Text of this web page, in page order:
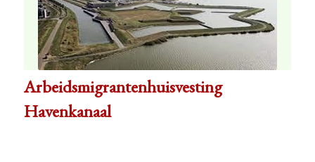
Arbeidsmigrantenhuisvesting
Havenkanaal